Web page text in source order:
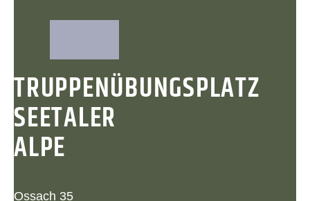
TRUPPENÜBUNGSPLATZ
SEETALER
ALPE
Ossach 35